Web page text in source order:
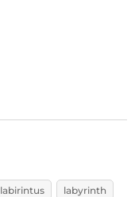
labirintus
labyrinth